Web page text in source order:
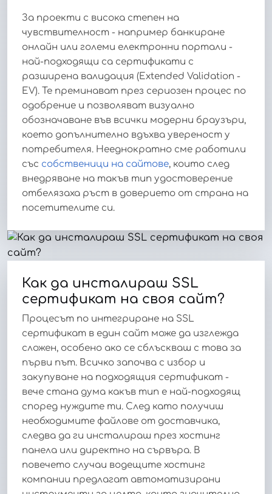
За проекти с висока степен на
чувствителност - например банкиране
онлайн или големи електронни портали -
най-подходящи са сертификати с
разширена валидация (Extended Validation -
EV). Те преминават през сериозен процес по
одобрение и позволяват визуално
обозначаване във всички модерни браузъри,
което допълнително вдъхва увереност у
потребителя. Нееднократно сме работили
със собственици на сайтове, които след
внедряване на такъв тип удостоверение
отбелязаха ръст в доверието от страна на
посетителите си.
Как да инсталираш SSL
сертификат на своя сайт?
Процесът по интегриране на SSL
сертификат в един сайт може да изглежда
сложен, особено ако се сблъскваш с това за
първи път. Всичко започва с избор и
закупуване на подходящия сертификат -
вече стана дума какъв тип е най-подходящ
според нуждите ти. След като получиш
необходимите файлове от доставчика,
следва да ги инсталираш през хостинг
панела или директно на сървъра. В
повечето случаи водещите хостинг
компании предлагат автоматизирани